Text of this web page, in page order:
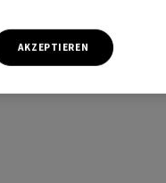
AKZEPTIEREN